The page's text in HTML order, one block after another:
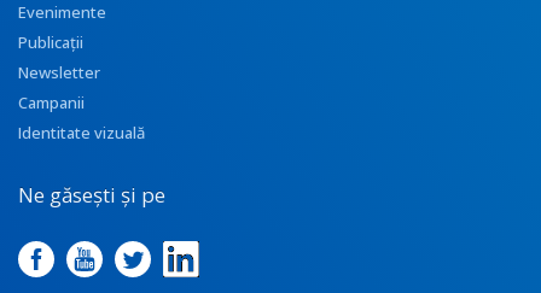
Evenimente
Publicații
Newsletter
Campanii
Identitate vizuală
Ne găsești și pe